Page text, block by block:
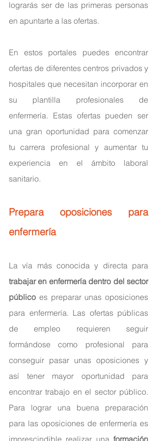
lograrás ser de las primeras personas
en apuntarte a las ofertas.
En estos portales puedes encontrar
ofertas de diferentes centros privados y
hospitales que necesitan incorporar en
su plantilla profesionales de
enfermería. Estas ofertas pueden ser
una gran oportunidad para comenzar
tu carrera profesional y aumentar tu
experiencia en el ámbito laboral
sanitario.
Prepara oposiciones para
enfermería
trabajar en enfermería dentro del sector
público es preparar unas oposiciones
para enfermería. Las ofertas públicas
de empleo requieren seguir
formándose como profesional para
conseguir pasar unas oposiciones y
así tener mayor oportunidad para
encontrar trabajo en el sector público.
Para lograr una buena preparación
para las oposiciones de enfermería es
imprescindible realizar una formación